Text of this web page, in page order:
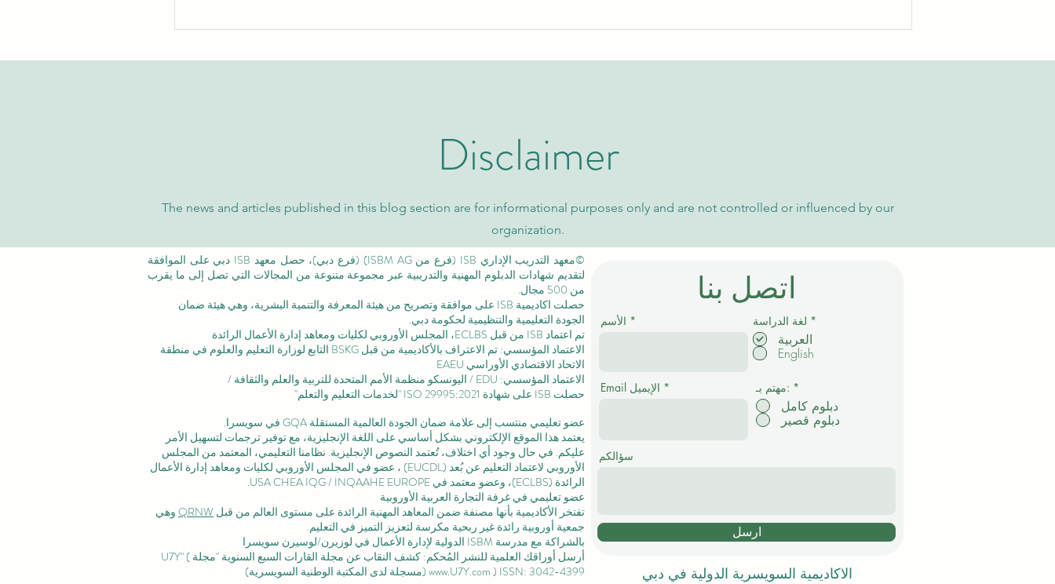
الدليل الشامل للوصول إلى
الدولية الأكاديمية
اكتشف برامج الماجستير التنفيذي
السويسرية الدولية
نظرة شاملة على تفوق الجامعة
كيو إس والتايمز العالمية
Disclaimer
The news and articles published in this blog section are for informational purposes only and are not controlled or influenced by our
organization.
©معهد التدريب الإداري ISB (فرع من ISBM AG) (فرع دبي)، حصل معهد ISB دبي على الموافقة
لتقديم شهادات الدبلوم المهنية والتدريبية عبر مجموعة متنوعة من المجالات التي تصل إلى ما يقرب
من 500 مجال.
حصلت اكاديمية ISB على موافقة وتصريح من
هيئة المعرفة والتنمية البشرية، وهي هيئة ضمان
الجودة التعليمية والتنظيمية لحكومة دبي.
تم اعتماد ISB من قبل ECLBS،
المجلس الأوروبي لكليات ومعاهد إدارة الأعمال الرائدة
الاعتماد المؤسسي: تم الاعتراف بالأكاديمية من قبل BSKG التابع لوزارة التعليم والعلوم في منطقة
الاتحاد الاقتصادي الأوراسي EAEU
الاعتماد المؤسسي: EDU / اليونسكو منظمة الأمم المتحدة للتربية والعلم والثقافة /
حصلت ISB على
شهادة ISO 29995:2021
"لخدمات التعليم والتعلم"
عضو تعليمي منتسب إلى علامة ضمان الجودة العالمية المستقلة GQA في سويسرا.
يعتمد هذا الموقع الإلكتروني بشكل أساسي على اللغة الإنجليزية، مع توفير ترجمات لتسهيل الأمر
عليكم. في حال وجود أي اختلاف، تُعتمد النصوص الإنجليزية. نظامنا التعليمي، المعتمد من المجلس
الأوروبي لاعتماد التعليم عن بُعد (EUCDL)
، عضو في المجلس الأوروبي لكليات ومعاهد إدارة الأعمال
الرائدة (ECLBS)، وعضو معتمد في USA CHEA IQG / INQAAHE EUROPE.
عضو تعليمي في غرفة التجارة العربية الأوروبية
تفتخر الأكاديمية بأنها مصنفة ضمن المعاهد المهنية الرائدة على مستوى العالم من قبل QRNW وهي
جمعية أوروبية رائدة غير ربحية مكرسة لتعزيز التميز في التعليم.
بالشراكة مع مدرسة ISBM الدولية لإدارة الأعمال في
لوزيرن/لوسيرن سويسرا
أرسل أوراقك العلمية للنشر المُحكم: كشف النقاب عن مجلة القارات السبع السنوية "مجلة U7Y" (
www.U7Y.com ) ISSN: 3042-4399 (مسجلة لدى المكتبة الوطنية السويسرية)
اتصل بنا
الأسم لغة الدراسة *
العربية
English
Email الإيميل مهتم بـ: *
دبلوم كامل
دبلوم قصير
سؤالكم
ارسل
الاكاديمية السويسرية الدولية في دبي